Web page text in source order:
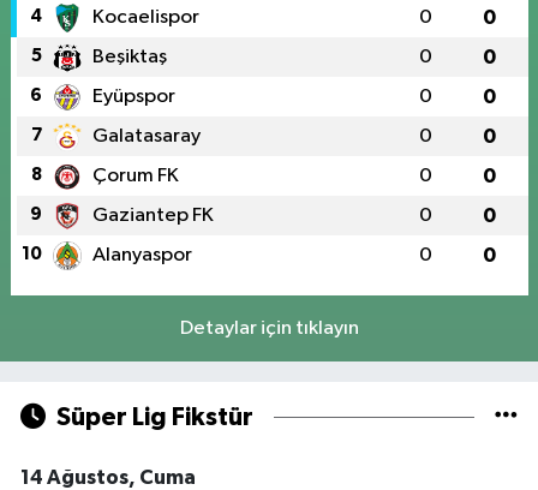
4 Kocaelispor 0 0
5 Beşiktaş 0 0
6 Eyüpspor 0 0
7 Galatasaray 0 0
8 Çorum FK 0 0
9 Gaziantep FK 0 0
10 Alanyaspor 0 0
Detaylar için tıklayın
Süper Lig Fikstür
14 Ağustos, Cuma